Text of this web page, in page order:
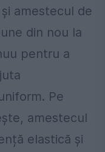
amestecul de
din nou la
pentru a
Pe
amestecul
elastică și